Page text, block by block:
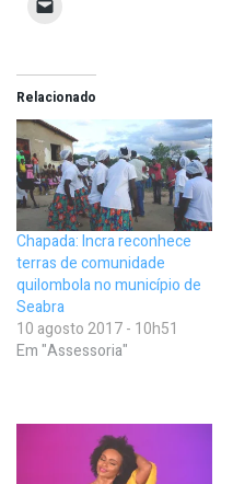
Relacionado
Chapada: Incra reconhece
terras de comunidade
quilombola no município de
Seabra
10 agosto 2017 - 10h51
Em "Assessoria"